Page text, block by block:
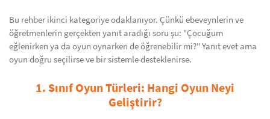
Bu rehber ikinci kategoriye odaklanıyor. Çünkü ebeveynlerin ve
öğretmenlerin gerçekten yanıt aradığı soru şu: "Çocuğum
eğlenirken ya da oyun oynarken de öğrenebilir mi?" Yanıt evet ama
oyun doğru seçilirse ve bir sistemle desteklenirse.
1. Sınıf Oyun Türleri: Hangi Oyun Neyi
Geliştirir?